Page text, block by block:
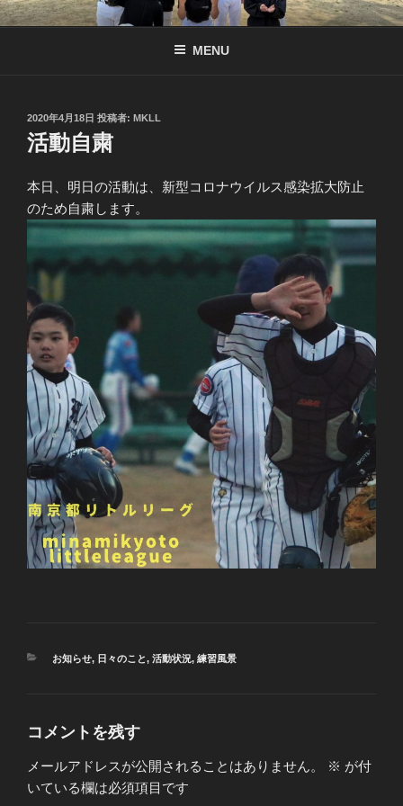
コ
ン
南京都リトル公式サイト
リトル関西連盟所属の少年硬式野球チーム
MENU
投
稿
日:
2020年4月18日 投稿者: MKLL
活動自粛
本日、明日の活動は、新型コロナウイルス感染拡大防止
のため自粛します。
カ
お知らせ, 日々のこと, 活動状況, 練習風景
コメントを残す
メールアドレスが公開されることはありません。 ※ が付
いている欄は必須項目です